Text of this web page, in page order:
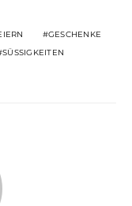
GESCHENKE
SÜSSIGKEITEN